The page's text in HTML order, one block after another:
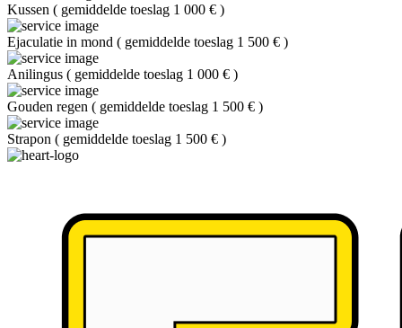
Kussen ( gemiddelde toeslag 1 000 € )
Ejaculatie in mond ( gemiddelde toeslag 1 500 € )
Anilingus ( gemiddelde toeslag 1 000 € )
Gouden regen ( gemiddelde toeslag 1 500 € )
Strapon ( gemiddelde toeslag 1 500 € )